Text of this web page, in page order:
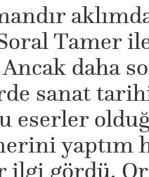
Tamer
daha
sanat
eserler
yaptım
gördü.